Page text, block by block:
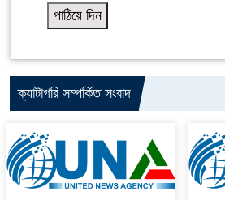
ক্যাটাগরি সম্পর্কিত সংবাদ